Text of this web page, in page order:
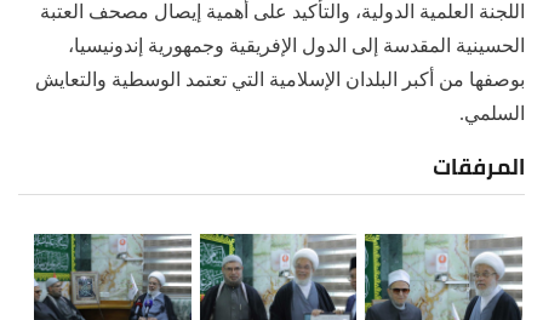
اللجنة العلمية الدولية، والتأكيد على أهمية إيصال مصحف العتبة
الحسينية المقدسة إلى الدول الإفريقية وجمهورية إندونيسيا،
بوصفها من أكبر البلدان الإسلامية التي تعتمد الوسطية والتعايش
السلمي.
المرفقات